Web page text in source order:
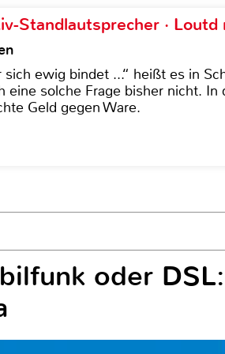
Standlautsprecher · Loutd
ewig bindet ...“ heißt es in
eine solche Frage bisher nicht. In
Geld gegen Ware.
oder